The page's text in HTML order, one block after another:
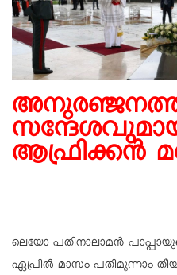
ആഫ്രിക്കന്‍
.
ലെയോ പതിനാലാമന്‍
ഏപ്രില്‍ മാസം പതിമൂന്നാം